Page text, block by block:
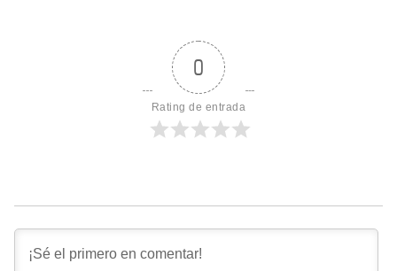
0
Rating de entrada